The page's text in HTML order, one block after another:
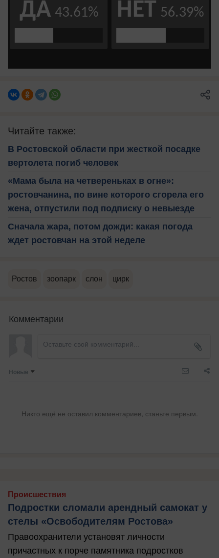
Читайте также:
В Ростовской области при жесткой посадке
вертолета погиб человек
«Мама была на четвереньках в огне»:
ростовчанина, по вине которого сгорела его
жена, отпустили под подписку о невыезде
Сначала жара, потом дожди: какая погода
ждет ростовчан на этой неделе
Ростов зоопарк слон цирк
Комментарии
Новые
Никто ещё не оставил комментариев, станьте первым.
Происшествия
Подростки сломали арендный самокат у
стелы «Освободителям Ростова»
Правоохранители установят личности
причастных к порче памятника подростков